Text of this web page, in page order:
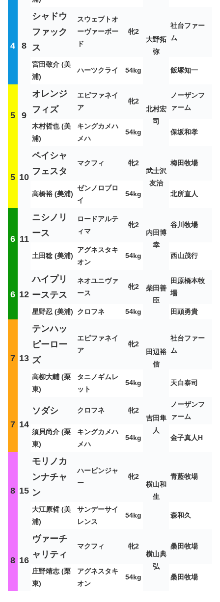
4 8
シャドウ
ファック
ス
スウェプトオ
ーヴァーボー
ド
牝2
大野拓
弥
社台ファー
ム
宮田敬介 (美
浦)
ハーツクライ 54kg 飯塚知一
5 9
オレンジ
フィズ
エピファネイ
ア
牝2
北村宏
司
ノーザンフ
ァーム
木村哲也 (美
浦)
キングカメハ
メハ
54kg 保坂和孝
5 10
ペイシャ
フェスタ
マクフィ
牝2
武士沢
友治
梅田牧場
高橋裕 (美浦)
ゼンノロブロ
イ
54kg 北所直人
6 11
ニシノリ
ース
ロードアルテ
ィマ
牝2
内田博
幸
谷川牧場
土田稔 (美浦)
アグネスタキ
オン
54kg 西山茂行
6 12
ハイプリ
ーステス
ネオユニヴァ
ース
牝2
柴田善
臣
田原橋本牧
場
星野忍 (美浦) クロフネ 54kg 田頭勇貴
7 13
テンハッ
ピーロー
ズ
エピファネイ
ア
牝2
田辺裕
信
社台ファー
ム
高柳大輔 (栗
東)
タニノギムレ
ット
54kg 天白泰司
7 14
ソダシ クロフネ
牝2
吉田隼
人
ノーザンフ
ァーム
須貝尚介 (栗
東)
キングカメハ
メハ
54kg 金子真人H
8 15
モリノカ
ンナチャ
ン
ハービンジャ
ー
牝2
横山和
生
青藍牧場
大江原哲 (美
浦)
サンデーサイ
レンス
54kg 森和久
8 16
ヴァーチ
ャリティ
マクフィ
牝2
横山典
弘
桑田牧場
庄野靖志 (栗
東)
アグネスタキ
オン
54kg 桑田牧場